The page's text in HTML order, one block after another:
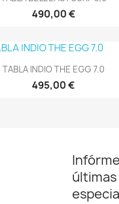
490,00 €
Vista rápida
TABLA INDIO THE EGG 7.0
495,00 €